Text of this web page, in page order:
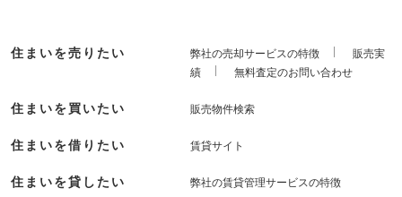
住まいを売りたい 弊社の売却サービスの特徴
販売実
績
無料査定のお問い合わせ
住まいを買いたい 販売物件検索
住まいを借りたい 賃貸サイト
住まいを貸したい 弊社の賃貸管理サービスの特徴